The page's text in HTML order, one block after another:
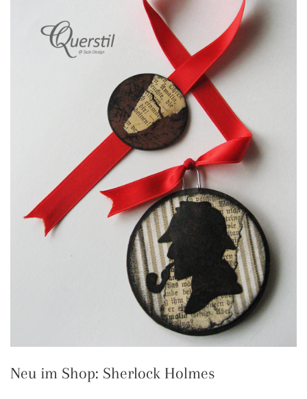
Neu im Shop: Sherlock Holmes